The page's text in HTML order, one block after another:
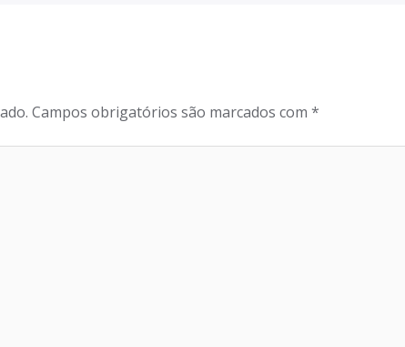
Campos obrigatórios são marcados com *